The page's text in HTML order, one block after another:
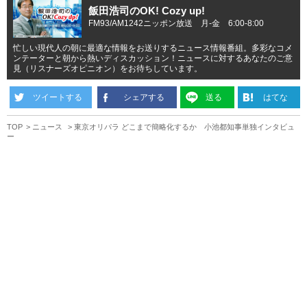
飯田浩司のOK! Cozy up!
FM93/AM1242ニッポン放送 月-金 6:00-8:00
忙しい現代人の朝に最適な情報をお送りするニュース情報番組。多彩なコメ
ンテーターと朝から熱いディスカッション！ニュースに対するあなたのご意
見（リスナーズオピニオン）をお待ちしています。
ツイートする シェアする 送る はてな
TOP ニュース
東京オリパラ どこまで簡略化するか 小池都知事単独インタビュ
ー